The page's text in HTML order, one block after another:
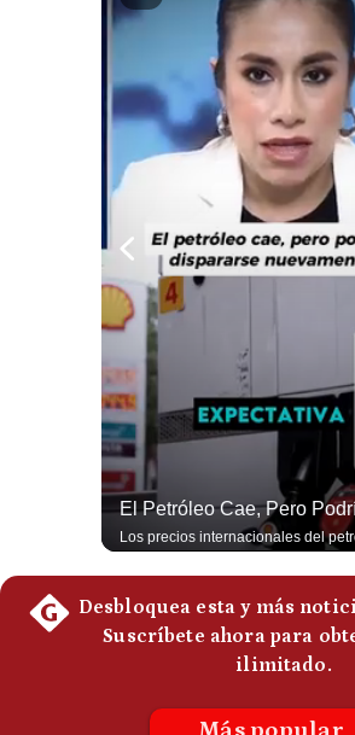
Condiciones
Privacidad
Preguntas
Frecuentes